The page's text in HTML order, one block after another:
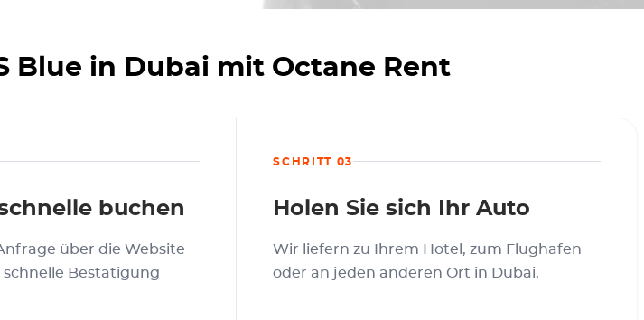
Blue in Dubai mit Octane Rent
buchen
über die Website
Bestätigung
SCHRITT 03
Holen Sie sich Ihr Auto
Wir liefern zu Ihrem Hotel, zum Flughafen
oder an jeden anderen Ort in Dubai.